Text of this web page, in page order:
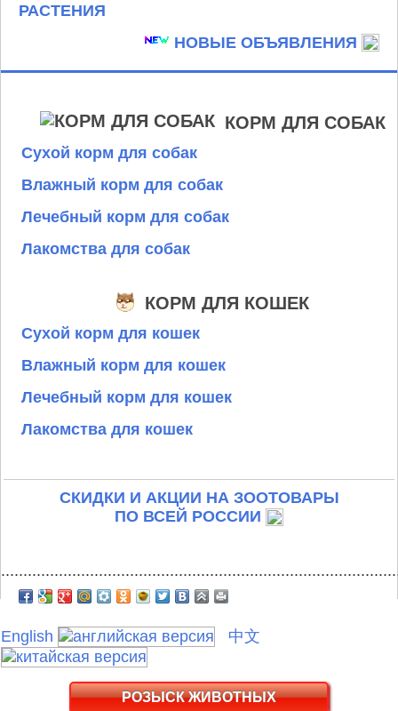
РАСТЕНИЯ
НОВЫЕ ОБЪЯВЛЕНИЯ
КОРМ ДЛЯ СОБАК
Сухой корм для собак
Влажный корм для собак
Лечебный корм для собак
Лакомства для собак
КОРМ ДЛЯ КОШЕК
Сухой корм для кошек
Влажный корм для кошек
Лечебный корм для кошек
Лакомства для кошек
СКИДКИ И АКЦИИ НА ЗООТОВАРЫ
ПО ВСЕЙ РОССИИ
English 中文
РОЗЫСК ЖИВОТНЫХ